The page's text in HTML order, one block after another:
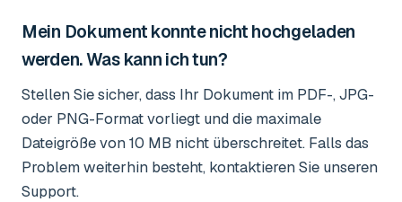
Mein Dokument konnte nicht hochgeladen
werden. Was kann ich tun?
Stellen Sie sicher, dass Ihr Dokument im PDF-, JPG-
oder PNG-Format vorliegt und die maximale
Dateigröße von 10 MB nicht überschreitet. Falls das
Problem weiterhin besteht, kontaktieren Sie unseren
Support.